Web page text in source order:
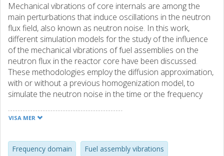
Mechanical vibrations of core internals are among the
main perturbations that induce oscillations in the neutron
flux field, also known as neutron noise. In this work,
different simulation models for the study of the influence
of the mechanical vibrations of fuel assemblies on the
neutron flux in the reactor core have been discussed.
These methodologies employ the diffusion approximation,
with or without a previous homogenization model, to
simulate the neutron noise in the time or the frequency
less accurate in the vicinity of the vibrating fuel assemblies,
methodologies provide consistent results and can
VISA MER
Frequency domain Fuel assembly vibrations